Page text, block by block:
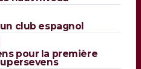
club espagnol
pour la première